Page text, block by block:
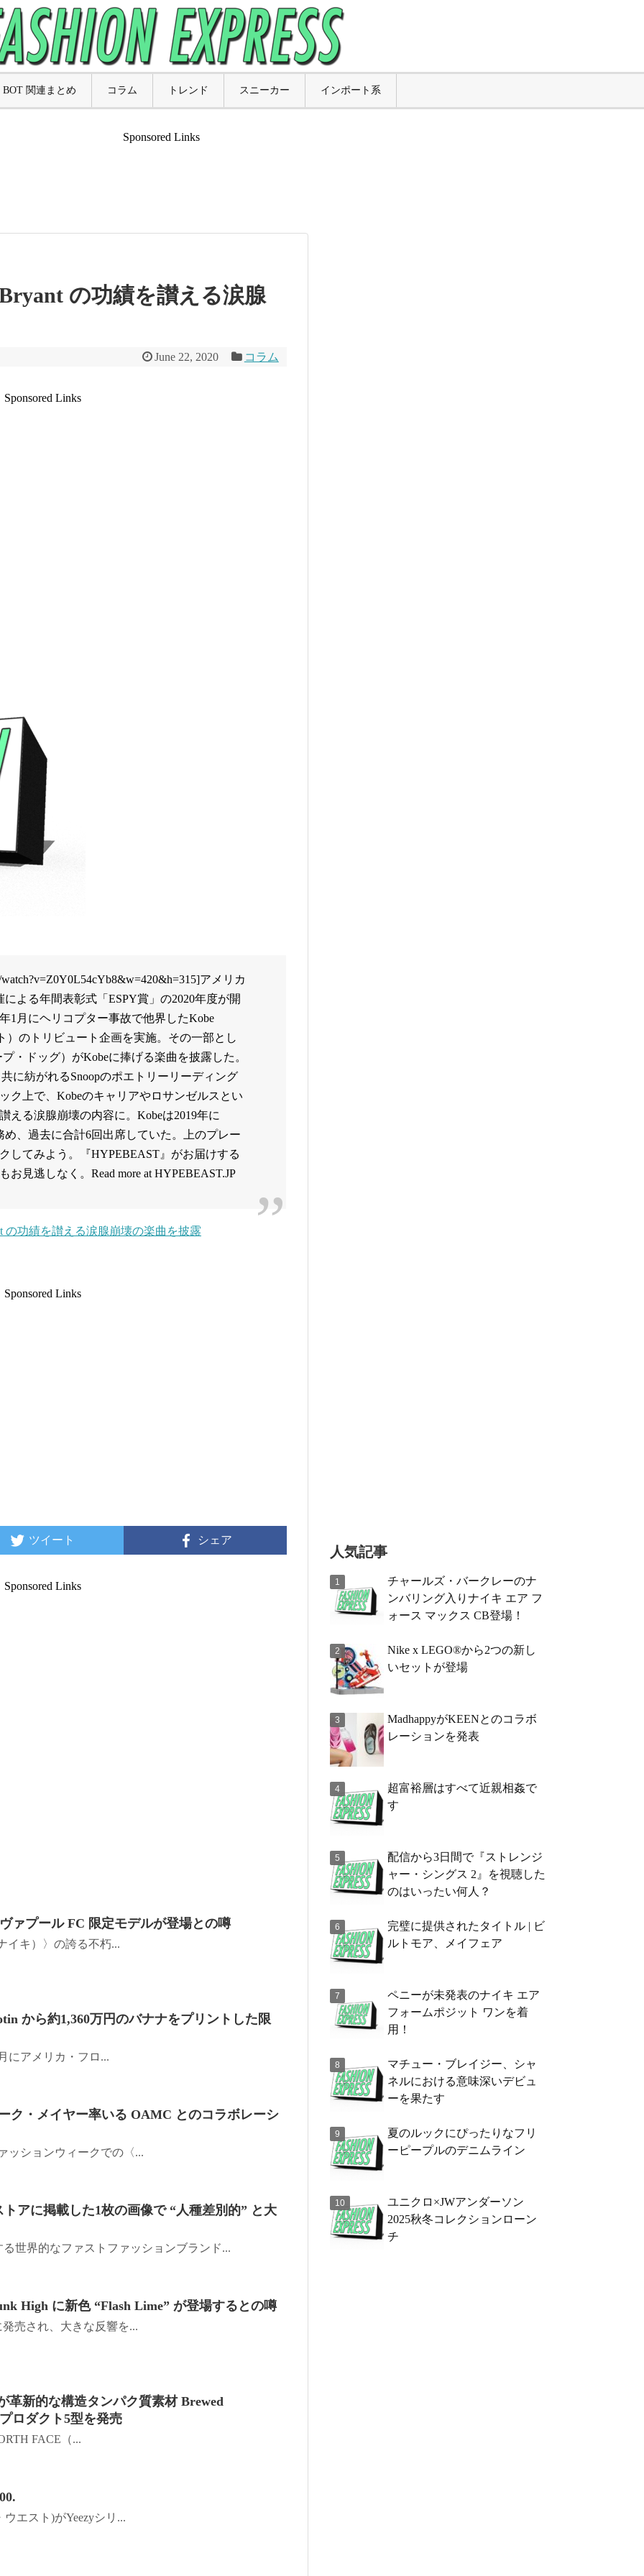
BOT 関連まとめ コラム トレンド スニーカー インポート系
Sponsored Links
の功績を讃える涙腺
June 22, 2020 コラム
Sponsored Links
watch?v=Z0Y0L54cYb8&w=420&h=315]アメリカ
よる年間表彰式「ESPY賞」の2020年度が開
1月にヘリコプター事故で他界したKobe
）のトリビュート企画を実施。その一部とし
・ドッグ）がKobeに捧げる楽曲を披露した。
に紡がれるSnoopのポエトリーリーディング
ク上で、Kobeのキャリアやロサンゼルスとい
える涙腺崩壊の内容に。Kobeは2019年に
、過去に合計6回出席していた。上のプレー
してみよう。『HYPEBEAST』がお届けする
見逃しなく。Read more at HYPEBEAST.JP
の功績を讃える涙腺崩壊の楽曲を披露
Sponsored Links
ツイート シェア
Sponsored Links
ァプール FC 限定モデルが登場との噂
イキ）〉の誇る不朽...
から約1,360万円のバナナをプリントした限
にアメリカ・フロ...
ク・メイヤー率いる OAMC とのコラボレーシ
ッションウィークでの〈...
アに掲載した1枚の画像で “人種差別的” と大
世界的なファストファッションブランド...
High に新色 “Flash Lime” が登場するとの噂
売され、大きな反響を...
革新的な構造タンパク質素材 Brewed
ロダクト5型を発売
FACE（...
ウエスト)がYeezyシリ...
人気記事
チャールズ・バークレーのナ
ンバリング入りナイキ エア フ
ォース マックス CB登場！
Nike x LEGO®から2つの新し
いセットが登場
MadhappyがKEENとのコラボ
レーションを発表
超富裕層はすべて近親相姦で
す
配信から3日間で『ストレンジ
ャー・シングス 2』を視聴した
のはいったい何人？
完璧に提供されたタイトル | ビ
ルトモア、メイフェア
ペニーが未発表のナイキ エア
フォームポジット ワンを着
用！
マチュー・ブレイジー、シャ
ネルにおける意味深いデビュ
ーを果たす
夏のルックにぴったりなフリ
ーピープルのデニムライン
ユニクロ×JWアンダーソン
2025秋冬コレクションローン
チ